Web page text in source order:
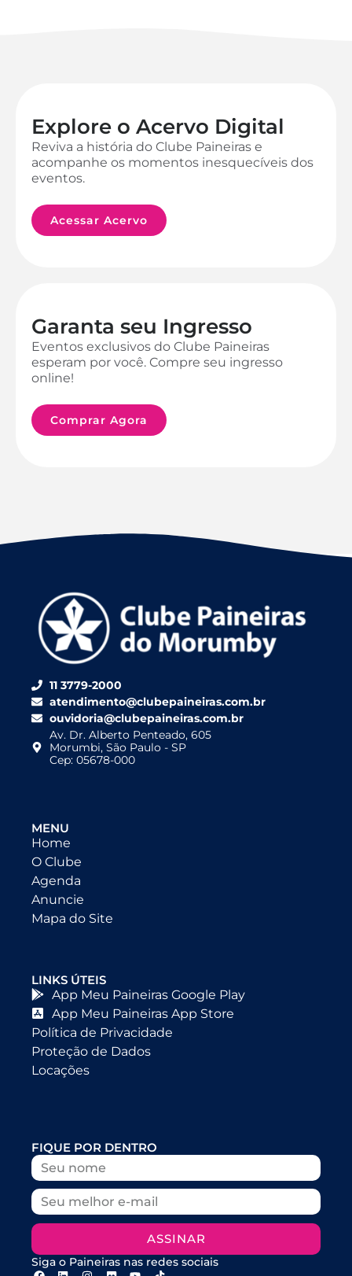
Explore o Acervo Digital
Reviva a história do Clube Paineiras e
acompanhe os momentos inesquecíveis dos
eventos.
Acessar Acervo
Garanta seu Ingresso
Eventos exclusivos do Clube Paineiras
esperam por você. Compre seu ingresso
online!
Comprar Agora
11 3779-2000
atendimento@clubepaineiras.com.br
ouvidoria@clubepaineiras.com.br
Av. Dr. Alberto Penteado, 605
Morumbi, São Paulo - SP
Cep: 05678-000
MENU
Home
O Clube
Agenda
Anuncie
Mapa do Site
LINKS ÚTEIS
App Meu Paineiras Google Play
App Meu Paineiras App Store
Política de Privacidade
Proteção de Dados
Locações
FIQUE POR DENTRO
ASSINAR
Siga o Paineiras nas redes sociais